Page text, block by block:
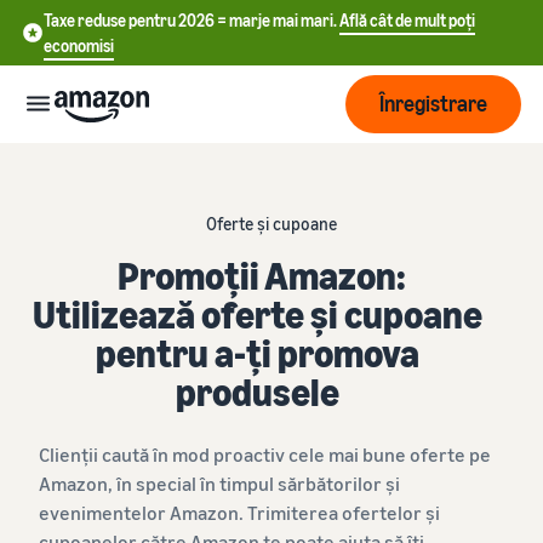
Taxe reduse pentru 2026 = marje mai mari.Află cât de mult poți
economisi
să vinzi
încă de
astăzi
Alege un plan de
vânzare
Compară ratele de vânzare
Expediere
Prezentare
generală a
Fulfillment by Amazon
Externalizarea retururilor
Dezvoltare
la mai
mulți
clienți
Află
Resurse
文
-
Deutsch
- DE
Înregistrare
Oferte și cupoane
Promoții Amazon:
Utilizează oferte și cupoane
pentru a-ți promova
produsele
Clienții caută în mod proactiv cele mai bune oferte pe
Amazon, în special în timpul sărbătorilor și
evenimentelor Amazon. Trimiterea ofertelor și